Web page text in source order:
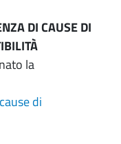
DI CAUSE DI
la
di